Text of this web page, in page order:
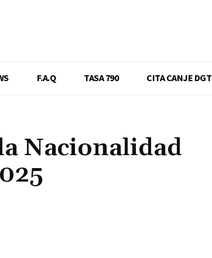
F.A.Q TASA 790 CITA CANJE DGT
Nacionalidad